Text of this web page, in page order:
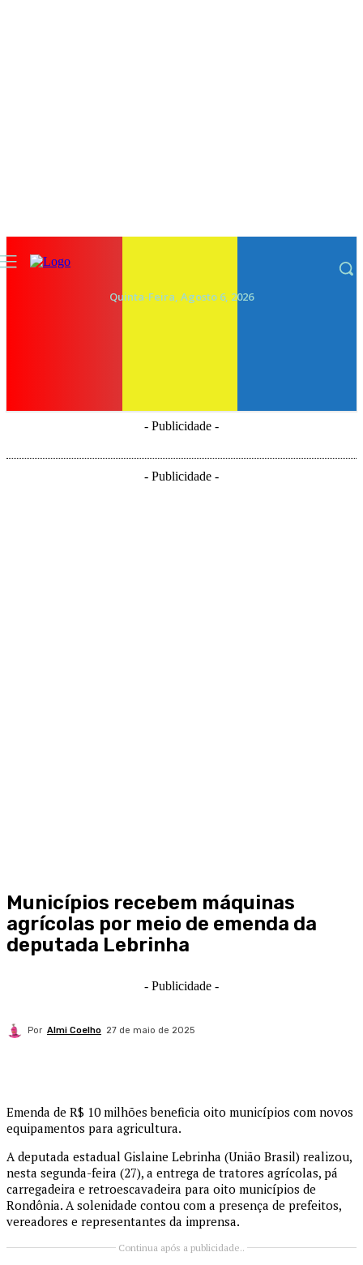
Quinta-Feira, Agosto 6, 2026
- Publicidade -
- Publicidade -
Municípios recebem máquinas
agrícolas por meio de emenda da
deputada Lebrinha
- Publicidade -
Por Almi Coelho 27 de maio de 2025
Emenda de R$ 10 milhões beneficia oito municípios com novos
equipamentos para agricultura.
A deputada estadual Gislaine Lebrinha (União Brasil) realizou,
nesta segunda-feira (27), a entrega de tratores agrícolas, pá
carregadeira e retroescavadeira para oito municípios de
Rondônia. A solenidade contou com a presença de prefeitos,
vereadores e representantes da imprensa.
Continua após a publicidade..